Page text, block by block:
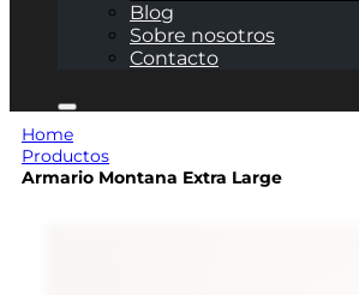
Blog
Sobre nosotros
Contacto
Home
Productos
Armario Montana Extra Large